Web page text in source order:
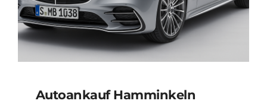
Autoankauf Hamminkeln